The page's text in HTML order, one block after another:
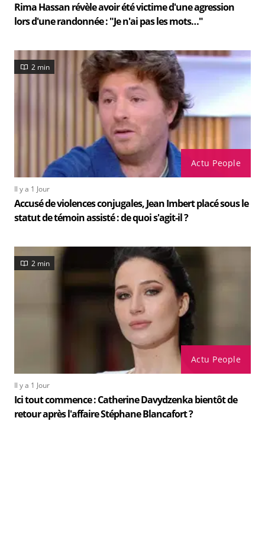
Rima Hassan révèle avoir été victime d'une agression
lors d'une randonnée : "Je n'ai pas les mots…"
Actu People
2 min
Il y a 1 Jour
Accusé de violences conjugales, Jean Imbert placé sous le
statut de témoin assisté : de quoi s'agit-il ?
Actu People
2 min
Il y a 1 Jour
Ici tout commence : Catherine Davydzenka bientôt de
retour après l'affaire Stéphane Blancafort ?